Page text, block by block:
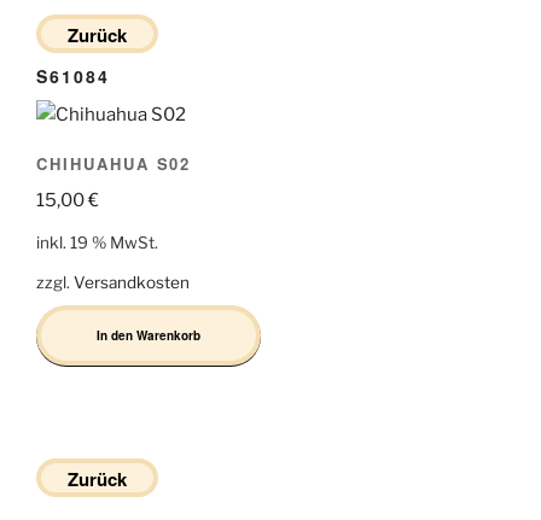
Zurück
S61084
CHIHUAHUA S02
15,00€
inkl. 19 % MwSt.
zzgl. Versandkosten
In den Warenkorb
Zurück